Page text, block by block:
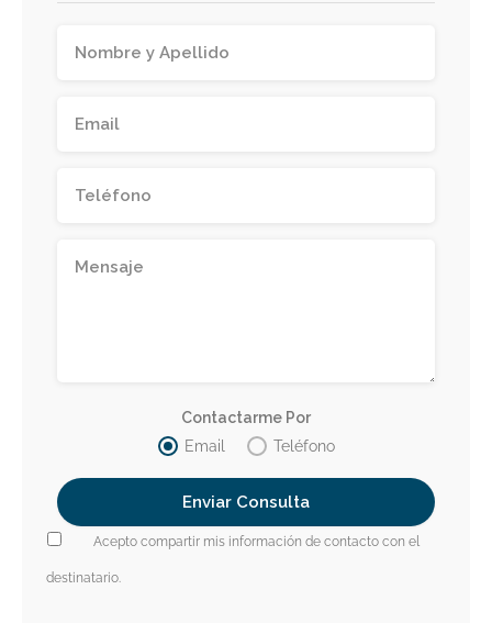
Contactarme Por
Email
Teléfono
Acepto compartir mis información de contacto con el
destinatario.